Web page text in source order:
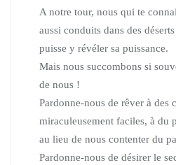
A notre tour, nous qui te
aussi conduits dans des
puisse y révéler sa puissance.
Mais nous succombons si
de nous !
Pardonne-nous de rêver à des
miraculeusement faciles, à du
au lieu de nous contenter du
Pardonne-nous de désirer le